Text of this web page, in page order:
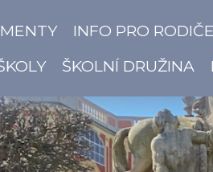
INFO PRO RODIČE
ŠKOLNÍ DRUŽINA